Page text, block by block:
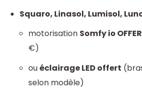
Squaro, Linasol, Lumisol,
motorisation Somfy io
€)
ouéclairage LED offert
selon modèle)